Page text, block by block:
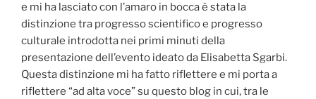
e mi ha lasciato con l’amaro in bocca è stata la
distinzione tra progresso scientifico e progresso
culturale introdotta nei primi minuti della
presentazione dell’evento ideato da Elisabetta Sgarbi.
Questa distinzione mi ha fatto riflettere e mi porta a
riflettere “ad alta voce” su questo blog in cui, tra le